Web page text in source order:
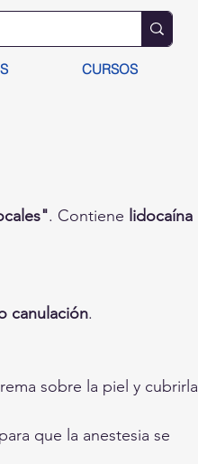
CURSOS
. Contiene lidocaína
canulación.
sobre la piel y cubrirla
para que la anestesia se